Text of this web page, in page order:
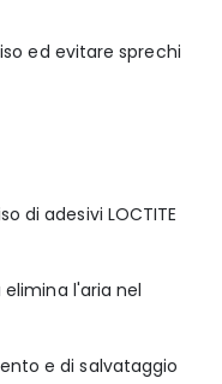
ed evitare sprechi
di adesivi LOCTITE
elimina l'aria nel
e di salvataggio